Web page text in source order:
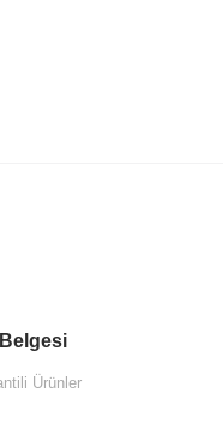
Ürünler